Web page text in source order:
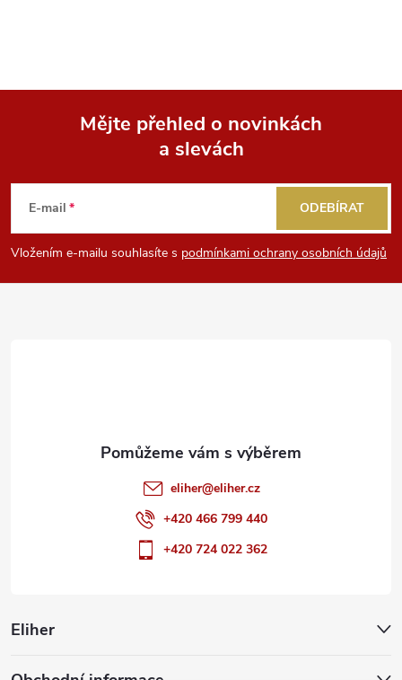
u
p
Mějte přehled o novinkách
a slevách
E-mail
Vložením e-mailu souhlasíte s podmínkami ochrany osobních údajů
ODEBÍRAT
Eliher
eliher@eliher.cz
+420 466 799 440
+420 724 022 362